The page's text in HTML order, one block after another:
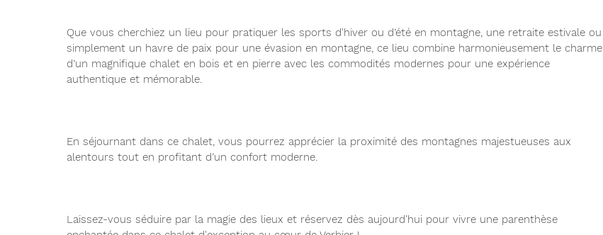
Que vous cherchiez un lieu pour pratiquer les sports d'hiver ou d’été en montagne, une retraite estivale ou
simplement un havre de paix pour une évasion en montagne, ce lieu combine harmonieusement le charme
d’un magnifique chalet en bois et en pierre avec les commodités modernes pour une expérience
authentique et mémorable.
En séjournant dans ce chalet, vous pourrez apprécier la proximité des montagnes majestueuses aux
alentours tout en profitant d’un confort moderne.
Laissez-vous séduire par la magie des lieux et réservez dès aujourd'hui pour vivre une parenthèse